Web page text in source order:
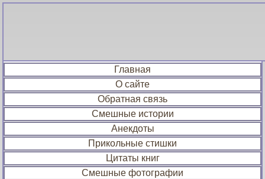
Главная
О сайте
Обратная связь
Смешные истории
Анекдоты
Прикольные стишки
Цитаты книг
Смешные фотографии